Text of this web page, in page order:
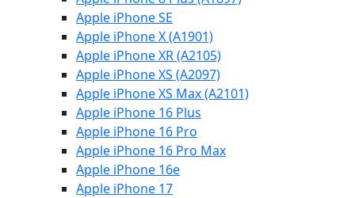
Apple iPhone SE
Apple iPhone X (A1901)
Apple iPhone XR (A2105)
Apple iPhone XS (A2097)
Apple iPhone XS Max (A2101)
Apple iPhone 16 Plus
Apple iPhone 16 Pro
Apple iPhone 16 Pro Max
Apple iPhone 16e
Apple iPhone 17